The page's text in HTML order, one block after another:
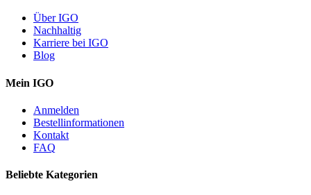
Über IGO
Nachhaltig
Karriere bei IGO
Blog
Mein IGO
Anmelden
Bestellinformationen
Kontakt
FAQ
Beliebte Kategorien